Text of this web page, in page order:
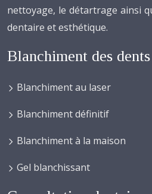
nettoyage, le détartrage ainsi
dentaire et esthétique.
Blanchiment des dents
Blanchiment au laser
Blanchiment définitif
Blanchiment à la maison
Gel blanchissant